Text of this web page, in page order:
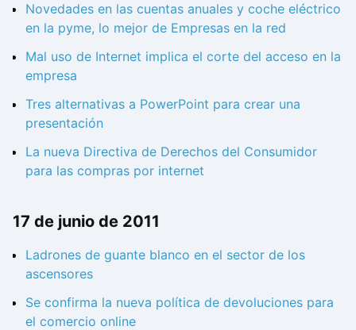
Novedades en las cuentas anuales y coche eléctrico
en la pyme, lo mejor de Empresas en la red
Mal uso de Internet implica el corte del acceso en la
empresa
Tres alternativas a PowerPoint para crear una
presentación
La nueva Directiva de Derechos del Consumidor
para las compras por internet
17 de junio de 2011
Ladrones de guante blanco en el sector de los
ascensores
Se confirma la nueva política de devoluciones para
el comercio online